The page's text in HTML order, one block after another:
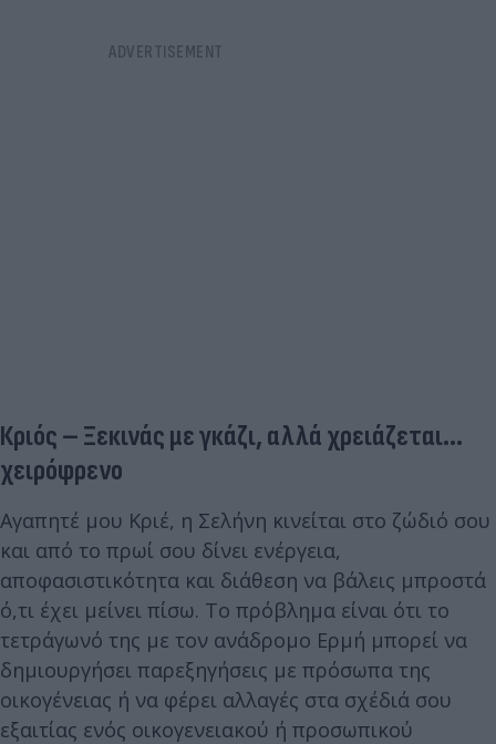
Κριός – Ξεκινάς με γκάζι, αλλά χρειάζεται...
χειρόφρενο
Αγαπητέ μου Κριέ, η Σελήνη κινείται στο ζώδιό σου
και από το πρωί σου δίνει ενέργεια,
αποφασιστικότητα και διάθεση να βάλεις μπροστά
ό,τι έχει μείνει πίσω. Το πρόβλημα είναι ότι το
τετράγωνό της με τον ανάδρομο Ερμή μπορεί να
δημιουργήσει παρεξηγήσεις με πρόσωπα της
οικογένειας ή να φέρει αλλαγές στα σχέδιά σου
εξαιτίας ενός οικογενειακού ή προσωπικού